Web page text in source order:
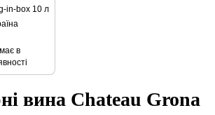
in-box 10 л
в
вина Chateau Grona